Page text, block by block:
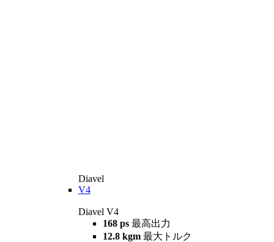
Diavel
V4
Diavel V4
168 ps 最高出力
12.8 kgm 最大トルク